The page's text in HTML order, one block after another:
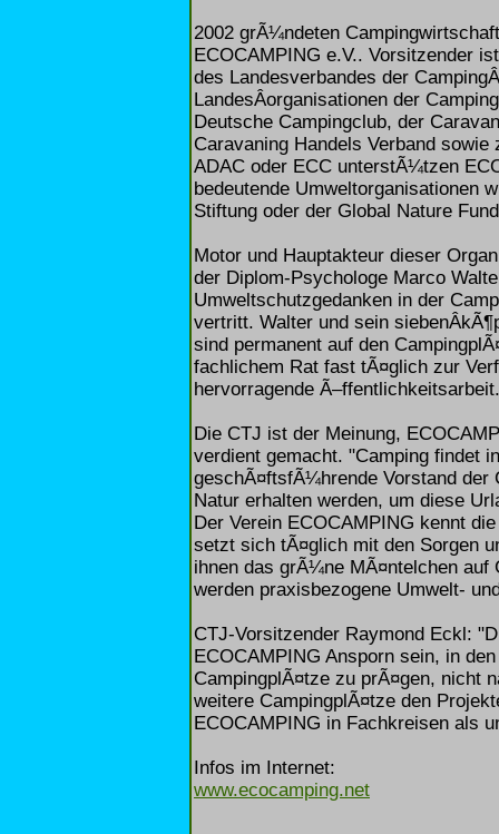
2002 grÃ¼ndeten
ECOCAMPING e.V.. Vorsitzender
des Landesverbandes der
LandesÂ­organisationen der
Deutsche Campingclub, der
Caravaning Handels Verband
ADAC oder ECC unterstÃ¼tzen
bedeutende Umweltorganisationen
Stiftung oder der Global Nature
Motor und Hauptakteur dieser
der Diplom-Psychologe Marco
Umweltschutzgedanken in der
vertritt. Walter und sein
sind permanent auf den
fachlichem Rat fast tÃ¤glich zur
hervorragende Ã–ffentlichkeitsarbeit.
Die CTJ ist der Meinung,
verdient gemacht. "Camping findet
geschÃ¤ftsfÃ¼hrende Vorstand
Natur erhalten werden, um diese
Der Verein ECOCAMPING kennt
setzt sich tÃ¤glich mit den Sorgen
ihnen das grÃ¼ne MÃ¤ntelchen auf
werden praxisbezogene Umwelt-
CTJ-Vorsitzender Raymond Eckl:
ECOCAMPING Ansporn sein, in
CampingplÃ¤tze zu prÃ¤gen, nicht
weitere CampingplÃ¤tze den
ECOCAMPING in Fachkreisen als
Infos im Internet:
www.ecocamping.net